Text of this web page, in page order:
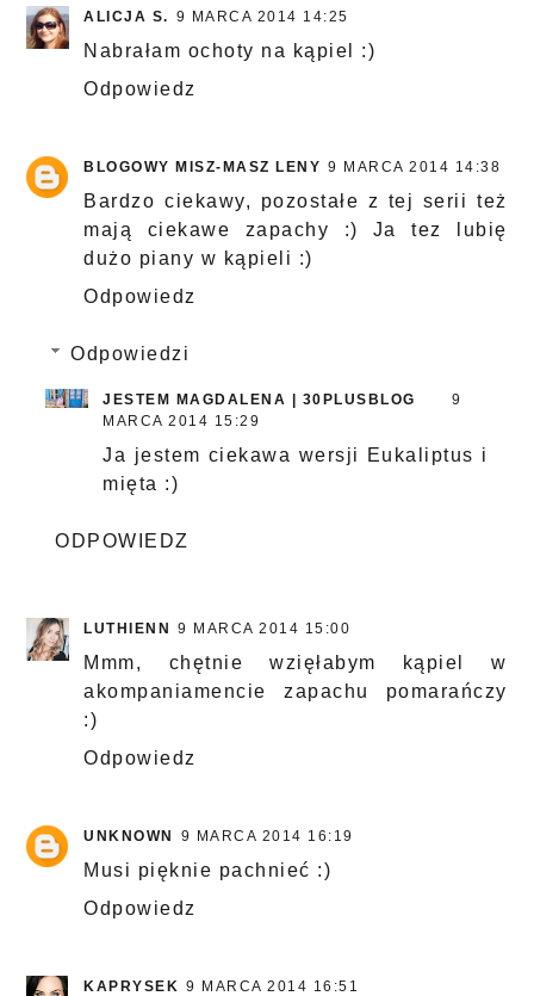
ALICJA S. 9 MARCA 2014 14:25
Nabrałam ochoty na kąpiel :)
Odpowiedz
BLOGOWY MISZ-MASZ LENY 9 MARCA 2014 14:38
Bardzo ciekawy, pozostałe z tej serii też
mają ciekawe zapachy :) Ja tez lubię
dużo piany w kąpieli :)
Odpowiedz
Odpowiedzi
JESTEM MAGDALENA | 30PLUSBLOG
9
MARCA 2014 15:29
Ja jestem ciekawa wersji Eukaliptus i
mięta :)
ODPOWIEDZ
LUTHIENN 9 MARCA 2014 15:00
Mmm, chętnie wzięłabym kąpiel w
akompaniamencie zapachu pomarańczy
:)
Odpowiedz
UNKNOWN 9 MARCA 2014 16:19
Musi pięknie pachnieć :)
Odpowiedz
KAPRYSEK 9 MARCA 2014 16:51